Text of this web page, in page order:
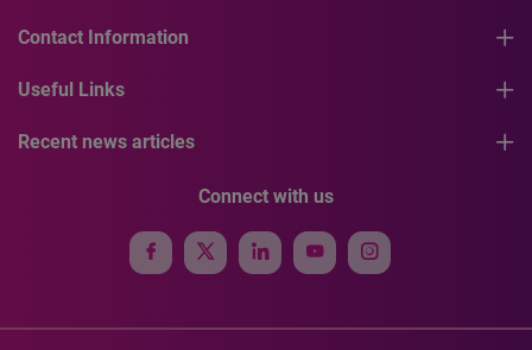
Contact Information
Useful Links
Recent news articles
Connect with us